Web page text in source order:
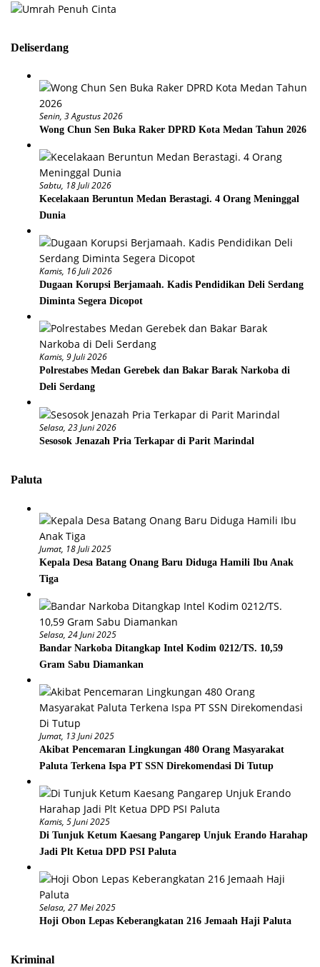
Deliserdang
Senin, 3 Agustus 2026
Wong Chun Sen Buka Raker DPRD Kota Medan Tahun 2026
Sabtu, 18 Juli 2026
Kecelakaan Beruntun Medan Berastagi. 4 Orang Meninggal
Dunia
Kamis, 16 Juli 2026
Dugaan Korupsi Berjamaah. Kadis Pendidikan Deli Serdang
Diminta Segera Dicopot
Kamis, 9 Juli 2026
Polrestabes Medan Gerebek dan Bakar Barak Narkoba di
Deli Serdang
Selasa, 23 Juni 2026
Sesosok Jenazah Pria Terkapar di Parit Marindal
Paluta
Jumat, 18 Juli 2025
Kepala Desa Batang Onang Baru Diduga Hamili Ibu Anak
Tiga
Selasa, 24 Juni 2025
Bandar Narkoba Ditangkap Intel Kodim 0212/TS. 10,59
Gram Sabu Diamankan
Jumat, 13 Juni 2025
Akibat Pencemaran Lingkungan 480 Orang Masyarakat
Paluta Terkena Ispa PT SSN Direkomendasi Di Tutup
Kamis, 5 Juni 2025
Di Tunjuk Ketum Kaesang Pangarep Unjuk Erando Harahap
Jadi Plt Ketua DPD PSI Paluta
Selasa, 27 Mei 2025
Hoji Obon Lepas Keberangkatan 216 Jemaah Haji Paluta
Kriminal